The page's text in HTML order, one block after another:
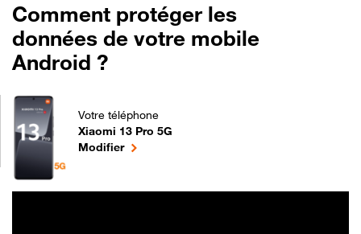
Comment protéger les
données de votre mobile
Android ?
Votre téléphone
Xiaomi 13 Pro 5G
Comment protéger les données de votre mobile
Modifierle téléphone sélectionné